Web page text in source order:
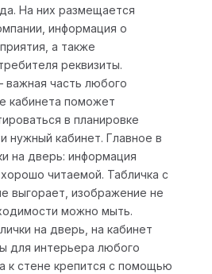
На них размещается
информация о
а также
реквизиты.
важная часть любого
кабинета поможет
в планировке
нужный кабинет. Главное в
на дверь: информация
читаемой. Табличка с
выгорает, изображение не
можно мыть.
на дверь, на кабинет
для интерьера любого
к стене крепится с помощью